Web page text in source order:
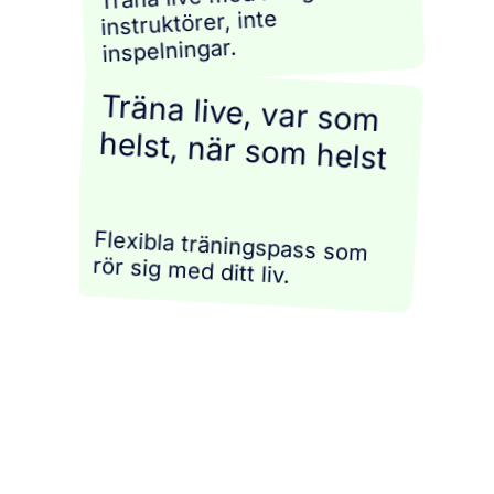
instruktörer, inte
inspelningar.
Träna live, var som
helst, när som helst
Flexibla träningspass som
rör sig med ditt liv.